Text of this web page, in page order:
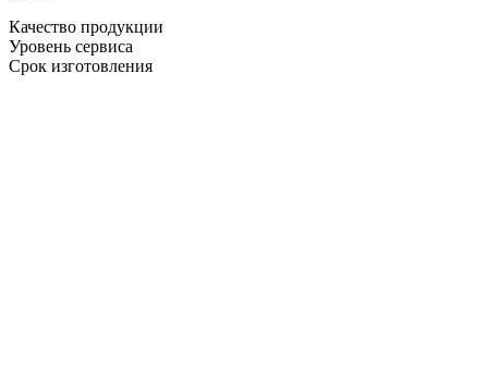
Качество продукции
Уровень сервиса
Срок изготовления